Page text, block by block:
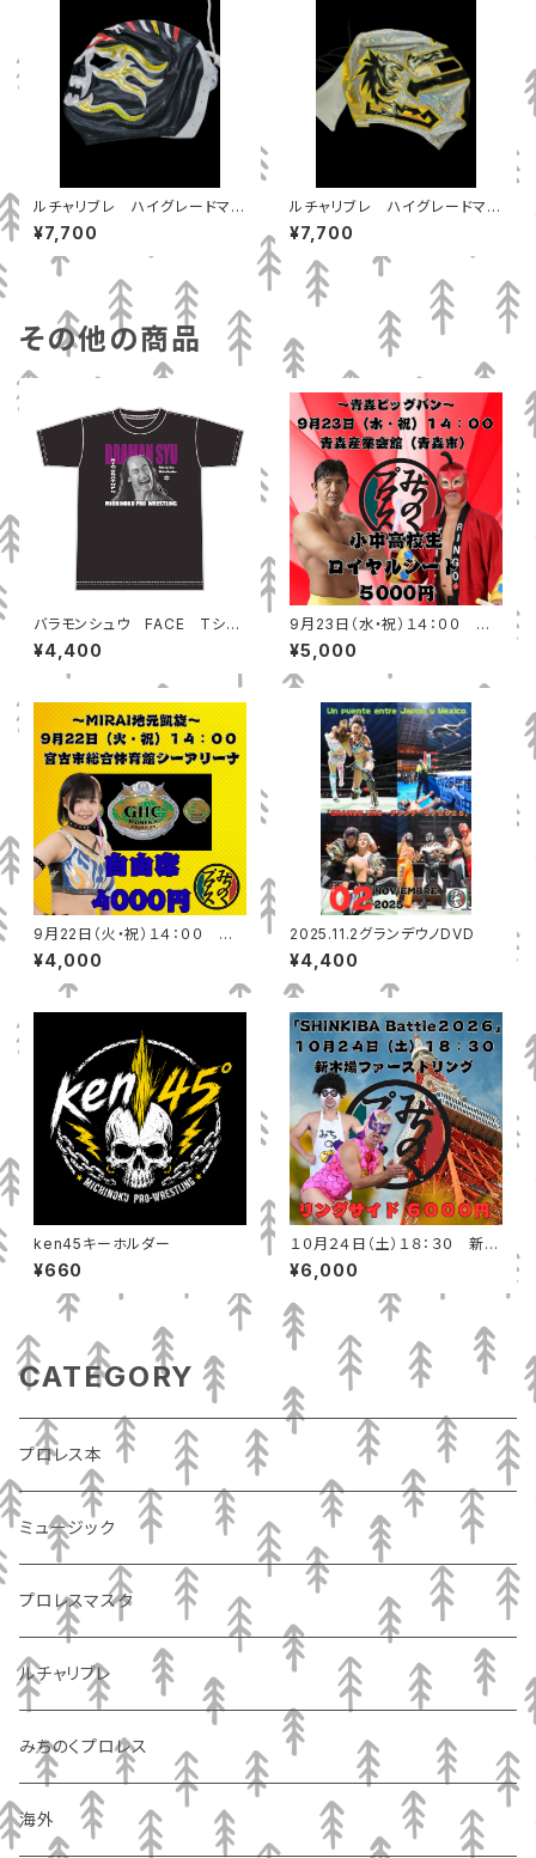
ルチャリブレ ハイグレードマス
ク ティタン
¥7,700
ルチャリブレ ハイグレードマス
ク テンプラリオ
¥7,700
その他の商品
バラモンシュウ FACE Tシャ
ツ
¥4,400
9月23日（水・祝）１４：００ 青
森産業会館（青森市）小中高校
生ロイヤルシート
¥5,000
9月22日（火・祝）１４：００ 宮
古市総合体育館シーアリーナ
自由席
¥4,000
2025.11.2グランデウノDVD
¥4,400
ken45キーホルダー
¥660
１０月２４日（土）１８：３０ 新木
場ファーストリング リングサイ
ド
¥6,000
CATEGORY
プロレス本
ミュージック
プロレスマスク
ルチャリブレ
みちのくプロレス
海外